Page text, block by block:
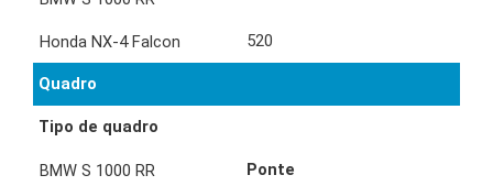
520
Quadro
Tipo de quadro
Ponte